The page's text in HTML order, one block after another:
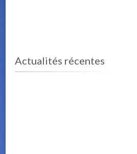
Actualités récentes